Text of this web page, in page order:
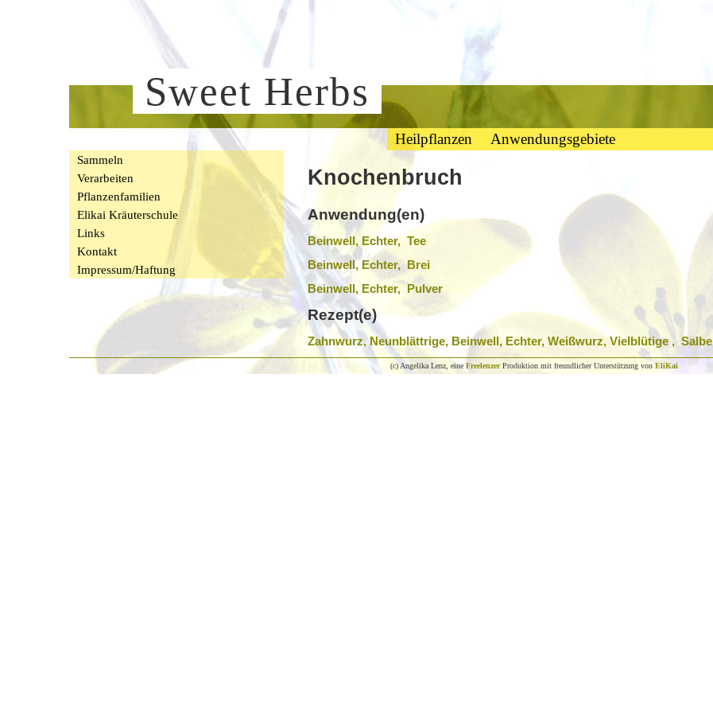
Sweet Herbs
Heilpflanzen Anwendungsgebiete
Sammeln
Verarbeiten
Pflanzenfamilien
Elikai Kräuterschule
Links
Kontakt
Impressum/Haftung
Knochenbruch
Anwendung(en)
Beinwell, Echter, Tee
Beinwell, Echter, Brei
Beinwell, Echter, Pulver
Rezept(e)
Zahnwurz, Neunblättrige, Beinwell, Echter, Weißwurz, Vielblütige , Salbe
(c) Angelika Lenz, eine FreelenzerProduktion mit freundlicher Unterstützung von EliKai